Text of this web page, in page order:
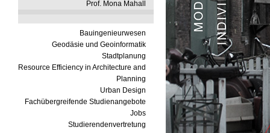
Prof. Mona Mahall
Bauingenieurwesen
Geodäsie und Geoinformatik
Stadtplanung
Resource Efficiency in Architecture and
Planning
Urban Design
Fachübergreifende Studienangebote
Jobs
Studierendenvertretung